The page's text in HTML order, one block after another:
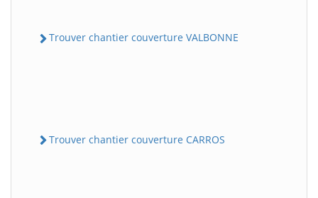
Trouver chantier couverture VALBONNE
Trouver chantier couverture CARROS